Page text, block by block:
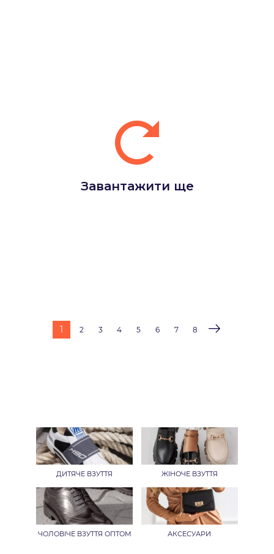
Завантажити ще
1 2 3 4 5 6 7 8
ДИТЯЧЕ ВЗУТТЯ ЖІНОЧЕ ВЗУТТЯ
ЧОЛОВІЧЕ ВЗУТТЯ ОПТОМ АКСЕСУАРИ